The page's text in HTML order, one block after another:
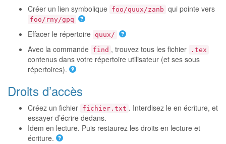
Créer un lien symbolique foo/quux/zanb qui pointe vers
foo/rny/gpq
Effacer le répertoire quux/
Avec la commande find , trouvez tous les fichier .tex
contenus dans votre répertoire utilisateur (et ses sous
répertoires).
Droits d’accès
Créez un fichier fichier.txt . Interdisez le en écriture, et
essayer d’écrire dedans.
Idem en lecture. Puis restaurez les droits en lecture et
écriture.